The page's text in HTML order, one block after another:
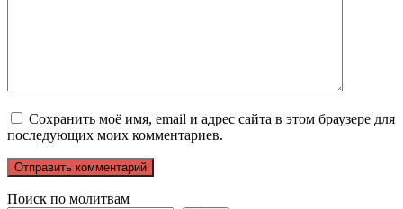
Сохранить моё имя, email и адрес сайта в этом браузере для
последующих моих комментариев.
Поиск по молитвам